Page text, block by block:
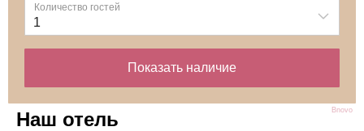
Bnovo
Наш отель